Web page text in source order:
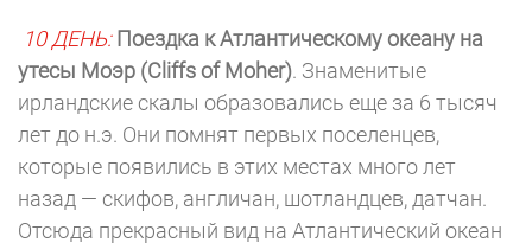
10 ДЕНЬ: Поездка к Атлантическому океану на
утесы Моэр (Cliffs of Moher). Знаменитые
ирландские скалы образовались еще за 6 тысяч
лет до н.э. Они помнят первых поселенцев,
которые появились в этих местах много лет
назад — скифов, англичан, шотландцев, датчан.
Отсюда прекрасный вид на Атлантический океан